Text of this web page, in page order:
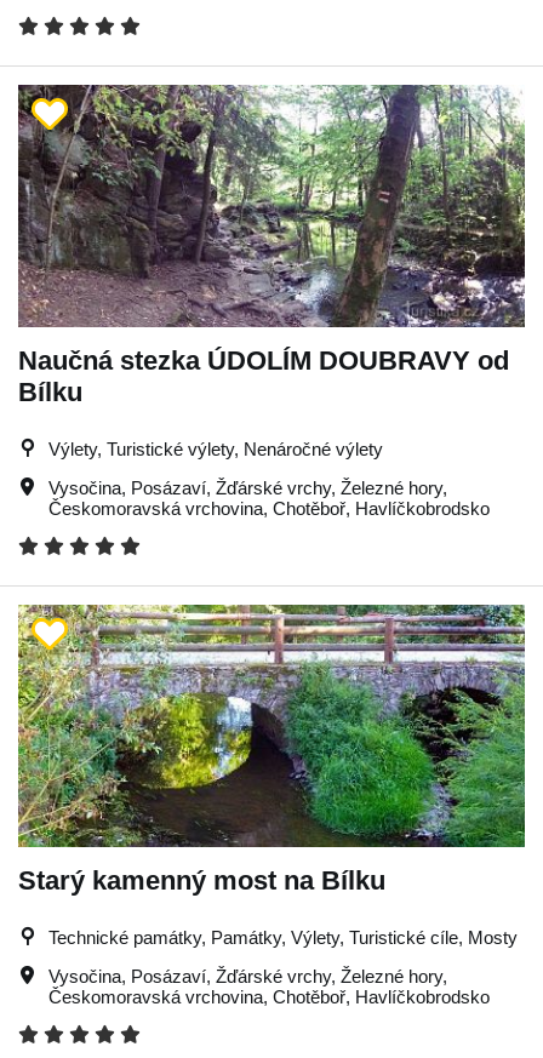
Naučná stezka ÚDOLÍM DOUBRAVY od
Bílku
Výlety, Turistické výlety, Nenáročné výlety
Vysočina, Posázaví, Žďárské vrchy, Železné hory,
Českomoravská vrchovina, Chotěboř, Havlíčkobrodsko
Starý kamenný most na Bílku
Technické památky, Památky, Výlety, Turistické cíle, Mosty
Vysočina, Posázaví, Žďárské vrchy, Železné hory,
Českomoravská vrchovina, Chotěboř, Havlíčkobrodsko